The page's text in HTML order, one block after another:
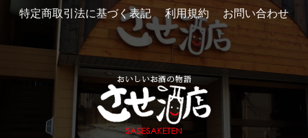
特定商取引法に基づく表記
利用規約 お問い合わせ